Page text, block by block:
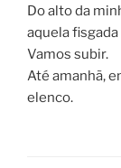
Do alto da
aquela
Vamos subir.
Até amanhã,
elenco.